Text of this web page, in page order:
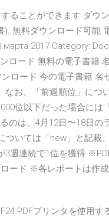
ることができます ダウ
無料ダウンロード可能
2017 Category:
ロード 無料の電子書籍
ロード 今の電子書籍
なお、「前週順位」につ
位以下だった場合には
のは、4月12日〜18日
ついては「new」と記載
週連続で1位を獲得
ード ※各レポートは作
PDFプリンタを使用